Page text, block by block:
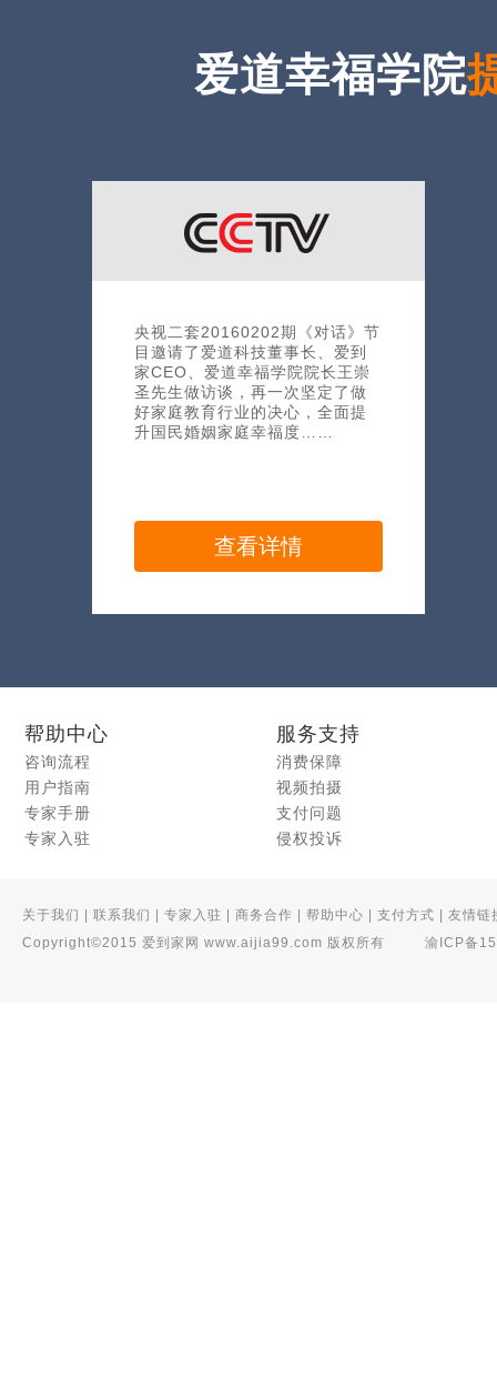
爱道幸福学院
央视二套20160202期《对话》节
目邀请了爱道科技董事长、爱到
家CEO、爱道幸福学院院长王崇
圣先生做访谈，再一次坚定了做
好家庭教育行业的决心，全面提
升国民婚姻家庭幸福度……
查看详情
帮助中心
咨询流程
用户指南
专家手册
专家入驻
服务支持
消费保障
视频拍摄
支付问题
侵权投诉
关于我们 联系我们 专家入驻 商务合作 帮助中心 支付方式
友情链
Copyright©2015 爱到家网 www.aijia99.com 版权所有
渝ICP备